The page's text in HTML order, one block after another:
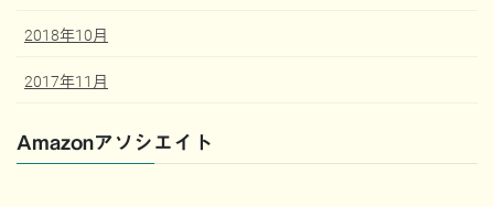
2018年10月
2017年11月
Amazonアソシエイト